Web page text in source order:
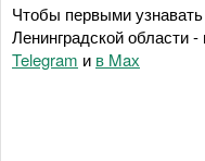
Чтобы первыми
Ленинградской области
Telegram и в Maх